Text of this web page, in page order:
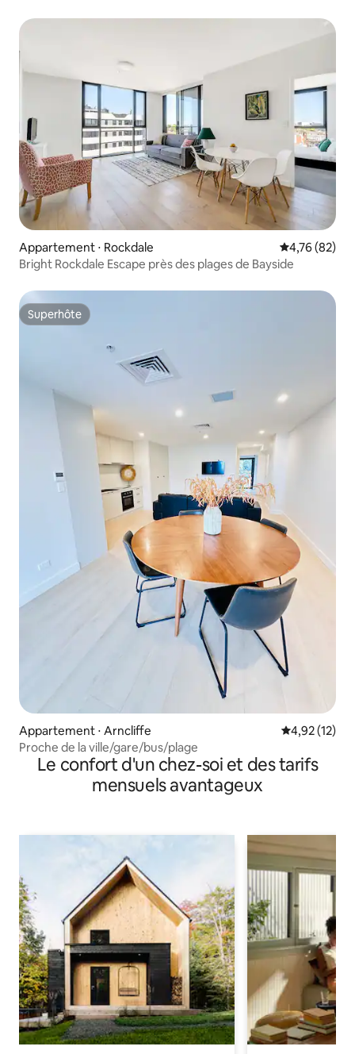
Appartement ⋅ Rockdale Évaluation
4,76 (82)
Bright Rockdale Escape près des plages de Bayside
Superhôte
Superhôte
Appartement ⋅ Arncliffe Évaluation
4,92 (12)
Proche de la ville/gare/bus/plage
Le confort d'un chez-soi et des tarifs
mensuels avantageux